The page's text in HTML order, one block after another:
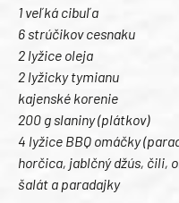
1 veľká cibuľa
6 strúčikov cesnaku
2 lyžice oleja
2 lyžicky tymianu
kajenské korenie
200 g slaniny (plátkov)
4 lyžice BBQ omáčky
horčica, jablčný džús, čili,
šalát a paradajky